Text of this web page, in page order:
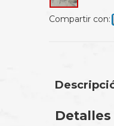
Compartir con: